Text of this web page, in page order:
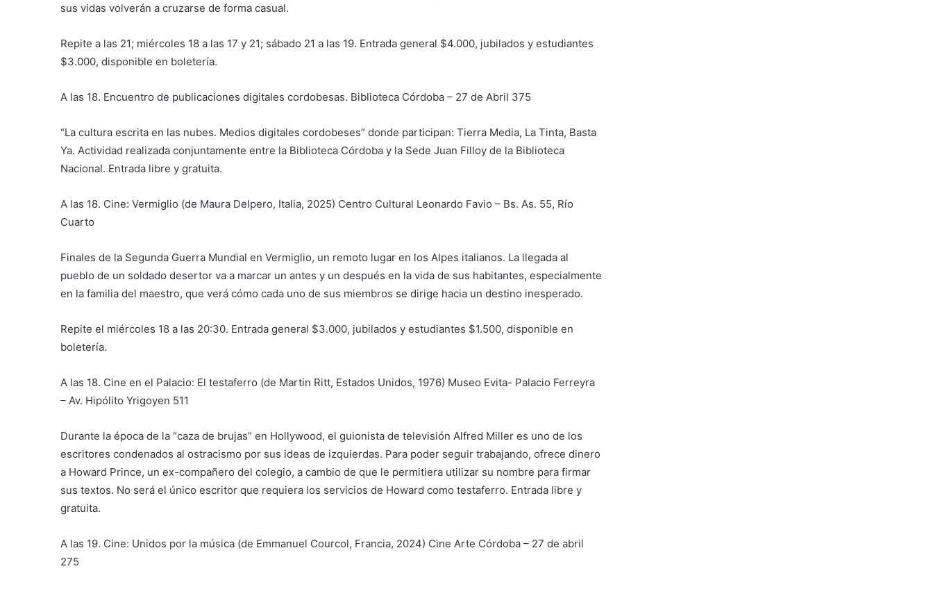
sus vidas volverán a cruzarse de forma casual.
Repite a las 21; miércoles 18 a las 17 y 21; sábado 21 a las 19. Entrada general $4.000, jubilados y estudiantes
$3.000, disponible en boletería.
A las 18. Encuentro de publicaciones digitales cordobesas. Biblioteca Córdoba – 27 de Abril 375
“La cultura escrita en las nubes. Medios digitales cordobeses” donde participan: Tierra Media, La Tinta, Basta
Ya. Actividad realizada conjuntamente entre la Biblioteca Córdoba y la Sede Juan Filloy de la Biblioteca
Nacional. Entrada libre y gratuita.
A las 18. Cine: Vermiglio (de Maura Delpero, Italia, 2025) Centro Cultural Leonardo Favio – Bs. As. 55, Río
Cuarto
Finales de la Segunda Guerra Mundial en Vermiglio, un remoto lugar en los Alpes italianos. La llegada al
pueblo de un soldado desertor va a marcar un antes y un después en la vida de sus habitantes, especialmente
en la familia del maestro, que verá cómo cada uno de sus miembros se dirige hacia un destino inesperado.
Repite el miércoles 18 a las 20:30. Entrada general $3.000, jubilados y estudiantes $1.500, disponible en
boletería.
A las 18. Cine en el Palacio: El testaferro (de Martin Ritt, Estados Unidos, 1976) Museo Evita- Palacio Ferreyra
– Av. Hipólito Yrigoyen 511
Durante la época de la “caza de brujas” en Hollywood, el guionista de televisión Alfred Miller es uno de los
escritores condenados al ostracismo por sus ideas de izquierdas. Para poder seguir trabajando, ofrece dinero
a Howard Prince, un ex-compañero del colegio, a cambio de que le permitiera utilizar su nombre para firmar
sus textos. No será el único escritor que requiera los servicios de Howard como testaferro. Entrada libre y
gratuita.
A las 19. Cine: Unidos por la música (de Emmanuel Courcol, Francia, 2024) Cine Arte Córdoba – 27 de abril
275